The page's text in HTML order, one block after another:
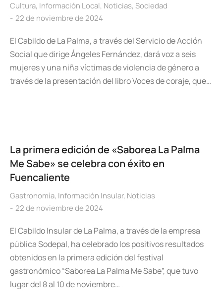
Cultura, Información Local, Noticias, Sociedad
22 de noviembre de 2024
El Cabildo de La Palma, a través del Servicio de Acción
Social que dirige Ángeles Fernández, dará voz a seis
mujeres y una niña víctimas de violencia de género a
través de la presentación del libro Voces de coraje, que…
La primera edición de «Saborea La Palma
Me Sabe» se celebra con éxito en
Fuencaliente
Gastronomía, Información Insular, Noticias
22 de noviembre de 2024
El Cabildo Insular de La Palma, a través de la empresa
pública Sodepal, ha celebrado los positivos resultados
obtenidos en la primera edición del festival
gastronómico “Saborea La Palma Me Sabe”, que tuvo
lugar del 8 al 10 de noviembre…